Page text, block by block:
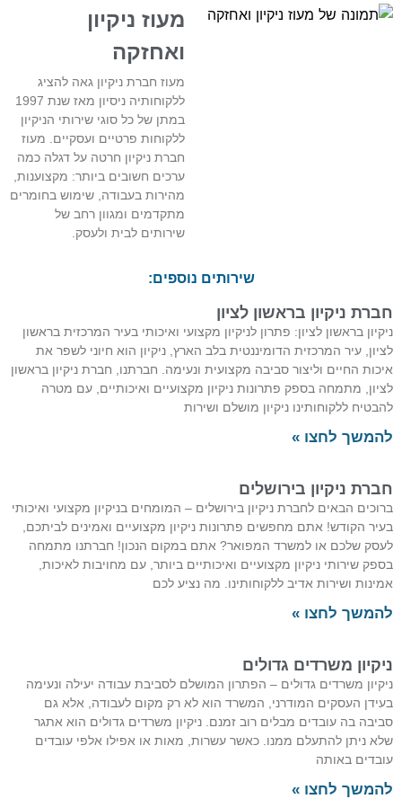
מעוז ניקיון
ואחזקה
מעוז חברת ניקיון גאה להציג
ללקוחותיה ניסיון מאז שנת 1997
במתן של כל סוגי שירותי הניקיון
ללקוחות פרטיים ועסקיים. מעוז
חברת ניקיון חרטה על דגלה כמה
ערכים חשובים ביותר: מקצוענות,
מהירות בעבודה, שימוש בחומרים
מתקדמים ומגוון רחב של
שירותים לבית ולעסק.
שירותים נוספים:
חברת ניקיון בראשון לציון
ניקיון בראשון לציון: פתרון לניקיון מקצועי ואיכותי בעיר המרכזית בראשון
לציון, עיר המרכזית הדומיננטית בלב הארץ, ניקיון הוא חיוני לשפר את
איכות החיים וליצור סביבה מקצועית ונעימה. חברתנו, חברת ניקיון בראשון
לציון, מתמחה בספק פתרונות ניקיון מקצועיים ואיכותיים, עם מטרה
להבטיח ללקוחותינו ניקיון מושלם ושירות
להמשך לחצו »
חברת ניקיון בירושלים
ברוכים הבאים לחברת ניקיון בירושלים – המומחים בניקיון מקצועי ואיכותי
בעיר הקודש! אתם מחפשים פתרונות ניקיון מקצועיים ואמינים לביתכם,
לעסק שלכם או למשרד המפואר? אתם במקום הנכון! חברתנו מתמחה
בספק שירותי ניקיון מקצועיים ואיכותיים ביותר, עם מחויבות לאיכות,
אמינות ושירות אדיב ללקוחותינו. מה נציע לכם
להמשך לחצו »
ניקיון משרדים גדולים
ניקיון משרדים גדולים – הפתרון המושלם לסביבת עבודה יעילה ונעימה
בעידן העסקים המודרני, המשרד הוא לא רק מקום לעבודה, אלא גם
סביבה בה עובדים מבלים רוב זמנם. ניקיון משרדים גדולים הוא אתגר
שלא ניתן להתעלם ממנו. כאשר עשרות, מאות או אפילו אלפי עובדים
עובדים באותה
להמשך לחצו »